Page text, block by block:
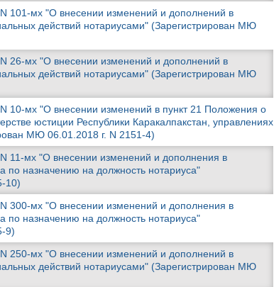
101-мх "О внесении изменений и дополнений в
действий нотариусами" (Зарегистрирован МЮ
26-мх "О внесении изменений и дополнений в
действий нотариусами" (Зарегистрирован МЮ
10-мх "О внесении изменений в пункт 21 Положения о
юстиции Республики Каракалпакстан, управлениях
МЮ 06.01.2018 г. N 2151-4)
11-мх "О внесении изменений и дополнения в
по назначению на должность нотариуса"
10)
300-мх "О внесении изменений и дополнения в
по назначению на должность нотариуса"
9)
250-мх "О внесении изменений и дополнений в
действий нотариусами" (Зарегистрирован МЮ